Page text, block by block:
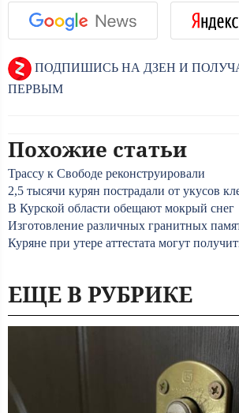
ПОДПИШИСЬ НА ДЗЕН И
ПЕРВЫМ
Похожие статьи
Трассу к Свободе реконструировали
2,5 тысячи курян пострадали от укусов
В Курской области обещают мокрый снег
Изготовление различных гранитных
Куряне при утере аттестата могут
ЕЩЕ В РУБРИКЕ